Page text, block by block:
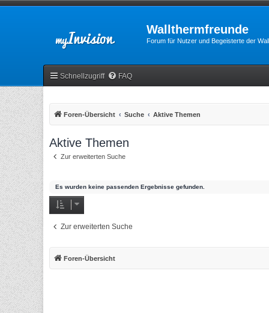
Wallthermfreunde
Forum für Nutzer und Begeisterte der
Schnellzugriff FAQ
Foren-Übersicht Suche Aktive Themen
Aktive Themen
Zur erweiterten Suche
Es wurden keine passenden Ergebnisse gefunden.
Zur erweiterten Suche
Foren-Übersicht